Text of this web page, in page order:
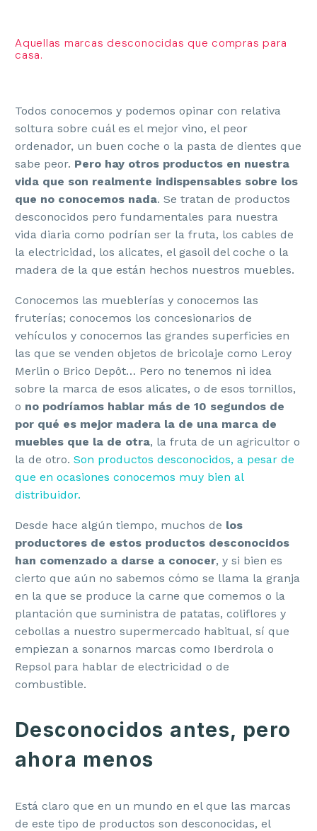
Aquellas marcas desconocidas que compras para
casa.
Todos conocemos y podemos opinar con relativa
soltura sobre cuál es el mejor vino, el peor
ordenador, un buen coche o la pasta de dientes que
sabe peor. Pero hay otros productos en nuestra
vida que son realmente indispensables sobre los
que no conocemos nada. Se tratan de productos
desconocidos pero fundamentales para nuestra
vida diaria como podrían ser la fruta, los cables de
la electricidad, los alicates, el gasoil del coche o la
madera de la que están hechos nuestros muebles.
Conocemos las mueblerías y conocemos las
fruterías; conocemos los concesionarios de
vehículos y conocemos las grandes superficies en
las que se venden objetos de bricolaje como Leroy
Merlin o Brico Depôt… Pero no tenemos ni idea
sobre la marca de esos alicates, o de esos tornillos,
o no podríamos hablar más de 10 segundos de
por qué es mejor madera la de una marca de
muebles que la de otra, la fruta de un agricultor o
la de otro. Son productos desconocidos, a pesar de
que en ocasiones conocemos muy bien al
distribuidor.
Desde hace algún tiempo, muchos de los
productores de estos productos desconocidos
han comenzado a darse a conocer, y si bien es
cierto que aún no sabemos cómo se llama la granja
en la que se produce la carne que comemos o la
plantación que suministra de patatas, coliflores y
cebollas a nuestro supermercado habitual, sí que
empiezan a sonarnos marcas como Iberdrola o
Repsol para hablar de electricidad o de
combustible.
Desconocidos antes, pero
ahora menos
Está claro que en un mundo en el que las marcas
de este tipo de productos son desconocidas, el